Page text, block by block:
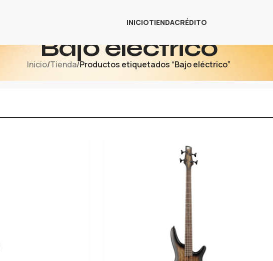
INICIOTIENDACRÉDITO
Bajo eléctrico
Inicio/Tienda/Productos etiquetados “Bajo eléctrico”